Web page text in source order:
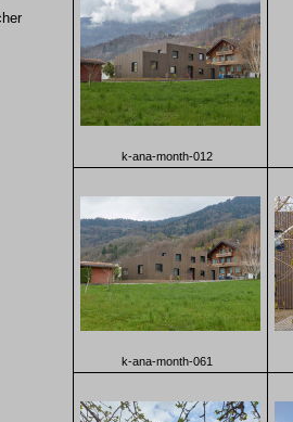
k-ana-month-012
k-ana-month-061